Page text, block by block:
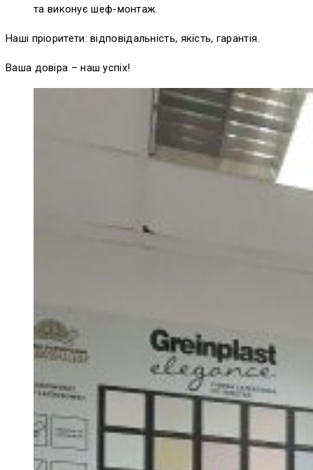
та виконує шеф-монтаж.
Наші пріоритети: відповідальність, якість, гарантія.
Ваша довіра – наш успіх!